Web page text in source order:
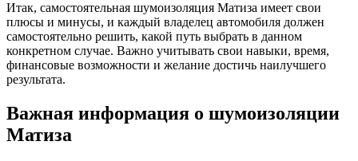
Итак, самостоятельная шумоизоляция Матиза имеет свои
плюсы и минусы, и каждый владелец автомобиля должен
самостоятельно решить, какой путь выбрать в данном
конкретном случае. Важно учитывать свои навыки, время,
финансовые возможности и желание достичь наилучшего
результата.
Важная информация о шумоизоляции
Матиза